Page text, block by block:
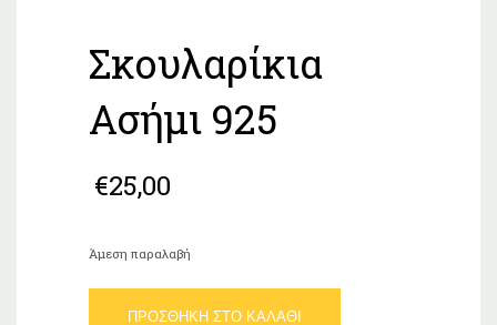
Σκουλαρίκια
Ασήμι 925
€25,00
Άμεση παραλαβή
ΠΡΟΣΘΉΚΗ ΣΤΟ ΚΑΛΆΘΙ